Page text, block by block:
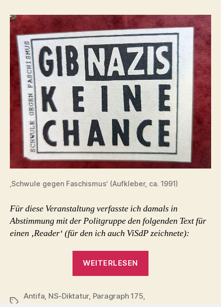
(1989)
‚Schwule gegen Faschismus‘ (Aufkleber, ca. 1991)
Für diese Veranstaltung verfasste ich damals in
Abstimmung mit der Politgruppe den folgenden Text für
einen ‚Reader‘ (für den ich auch ViSdP zeichnete):
WEITERLESEN
Schlagwörter
Antifa NS-Diktatur, Paragraph 175